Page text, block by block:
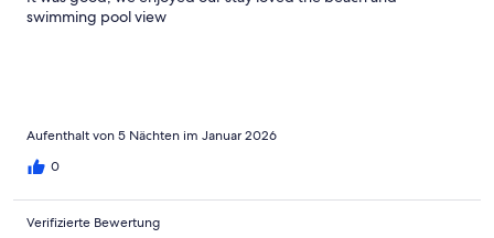
swimming pool view
Aufenthalt von 5 Nächten im Januar 2026
0
Verifizierte Bewertung